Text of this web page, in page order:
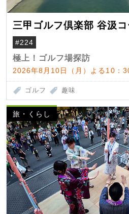
三甲ゴルフ倶楽部 谷汲
#224
極上！ゴルフ場探訪
2026年8月10日（月）よる10：
ゴルフ 趣味
旅・くらし